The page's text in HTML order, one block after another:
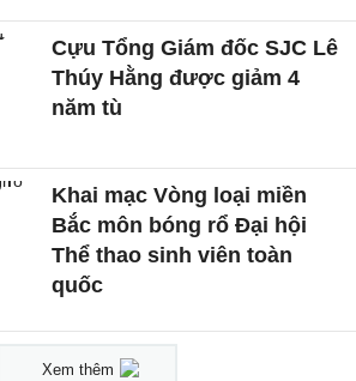
Cựu Tổng Giám đốc SJC Lê
Thúy Hằng được giảm 4
năm tù
Khai mạc Vòng loại miền
Bắc môn bóng rổ Đại hội
Thể thao sinh viên toàn
quốc
Xem thêm